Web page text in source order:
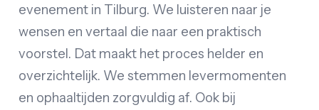
evenement in Tilburg. We luisteren naar je
wensen en vertaal die naar een praktisch
voorstel. Dat maakt het proces helder en
overzichtelijk. We stemmen levermomenten
en ophaaltijden zorgvuldig af. Ook bij